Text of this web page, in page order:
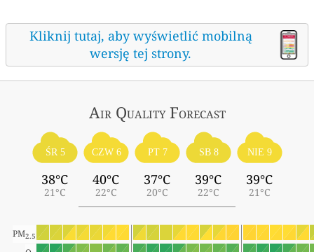
Kliknij tutaj, aby wyświetlić mobilną
wersję tej strony.
Air QualityForecast
ŚR 5
38°C
21°C
CZW 6
40°C
22°C
PT 7
37°C
20°C
SB 8
39°C
22°C
NIE 9
39°C
21°C
PM2.5